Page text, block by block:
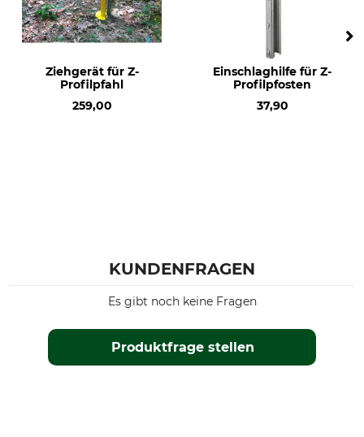
Ziehgerät für Z-
Profilpfahl
259,00
Einschlaghilfe für Z-
Profilpfosten
37,90
KUNDENFRAGEN
Produktfrage stellen
Es gibt noch keine Fragen